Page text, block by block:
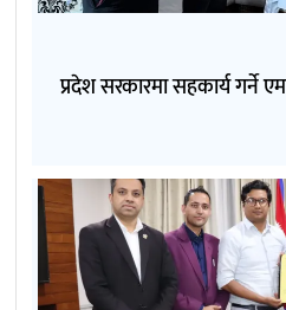
प्रदेश सरकारमा सहकार्य गर्ने